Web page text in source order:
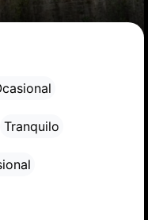
Tranquilo